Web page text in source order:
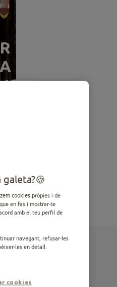
galeta?
cookies pròpies i de
en fas i mostrar-te
amb el teu perfil de
navegant, refusar-les
les en detall.
cookies